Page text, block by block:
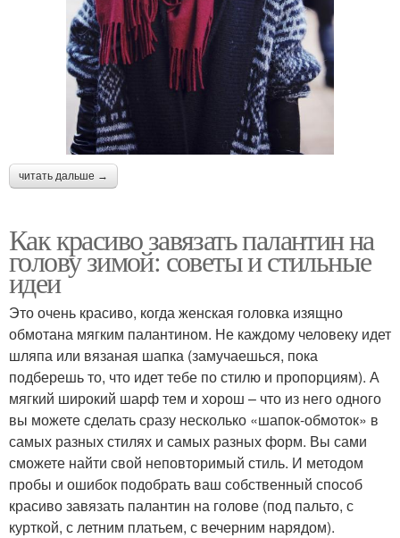
читать дальше →
Как красиво завязать палантин на
голову зимой: советы и стильные
идеи
Это очень красиво, когда женская головка изящно
обмотана мягким палантином. Не каждому человеку идет
шляпа или вязаная шапка (замучаешься, пока
подберешь то, что идет тебе по стилю и пропорциям). А
мягкий широкий шарф тем и хорош – что из него одного
вы можете сделать сразу несколько «шапок-обмоток» в
самых разных стилях и самых разных форм. Вы сами
сможете найти свой неповторимый стиль. И методом
пробы и ошибок подобрать ваш собственный способ
красиво завязать палантин на голове (под пальто, с
курткой, с летним платьем, с вечерним нарядом).